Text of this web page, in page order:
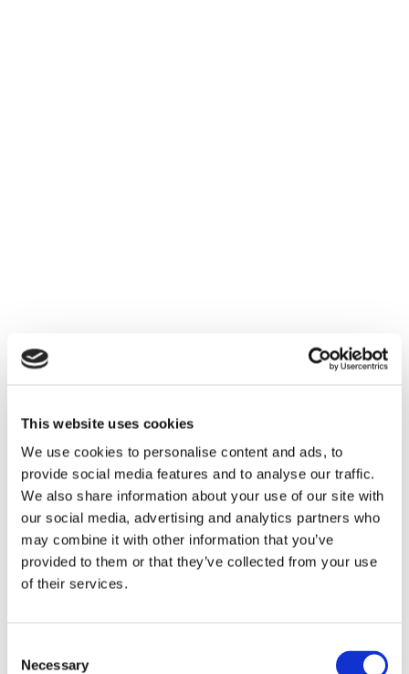
This website uses cookies
We use cookies to personalise content and ads, to
provide social media features and to analyse our traffic.
We also share information about your use of our site with
our social media, advertising and analytics partners who
may combine it with other information that you’ve
provided to them or that they’ve collected from your use
of their services.
Selection
Necessary